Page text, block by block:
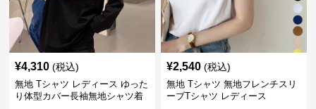
¥4,310 (税込)
無地 Tシャツ レディース ゆった
り体型カバー長袖無地シャツ着
¥2,540 (税込)
無地 Tシャツ 無地フレンチスリ
ーブTシャツ レディース